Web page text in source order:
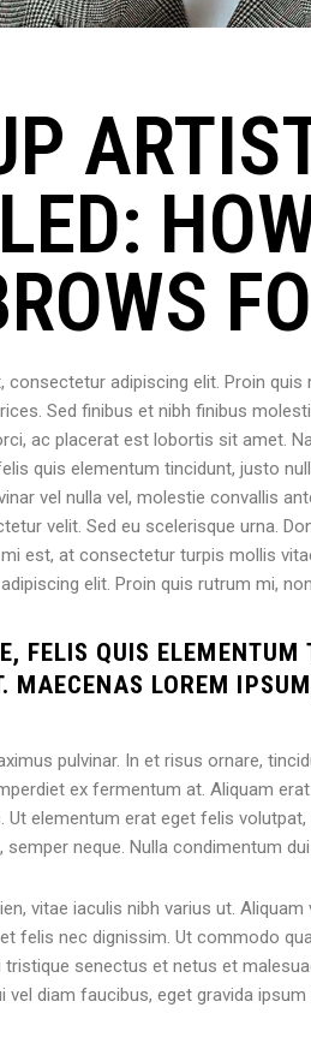
adipiscing elit. Proin quis
Sed finibus et nibh finibus
ac placerat est lobortis sit amet.
quis elementum tincidunt, justo
vel nulla vel, molestie convallis
velit. Sed eu scelerisque urna.
est, at consectetur turpis mollis
elit. Proin quis rutrum mi,
FELIS QUIS ELEMENTUM
MAECENAS LOREM
pulvinar. In et risus ornare,
ex fermentum at. Aliquam
Ut elementum erat eget felis
neque. Nulla condimentum
vitae iaculis nibh varius ut.
felis nec dignissim. Ut commodo
tristique senectus et netus et
diam faucibus, eget gravida